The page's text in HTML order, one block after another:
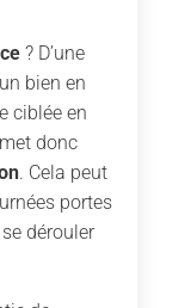
? D’une
bien en
ciblée en
donc
. Cela peut
portes
dérouler